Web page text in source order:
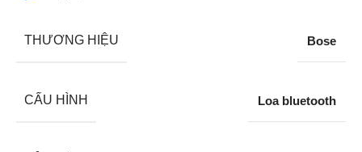
THƯƠNG HIỆU Bose
CẤU HÌNH Loa bluetooth